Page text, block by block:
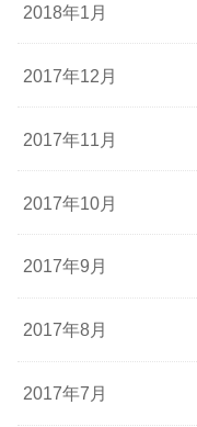
2018年1月
2017年12月
2017年11月
2017年10月
2017年9月
2017年8月
2017年7月